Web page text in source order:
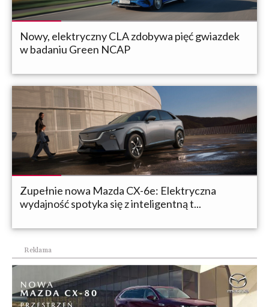
Nowy, elektryczny CLA zdobywa pięć gwiazdek
w badaniu Green NCAP
Zupełnie nowa Mazda CX-6e: Elektryczna
wydajność spotyka się z inteligentną t...
Reklama